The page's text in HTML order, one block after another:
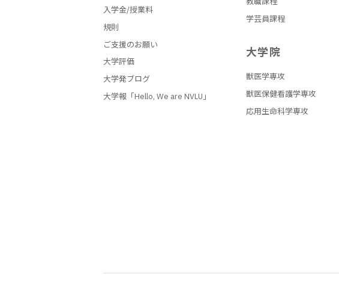
入学金/授業料
規則
ご支援のお願い
大学評価
大学発ブログ
大学報「Hello, We are NVLU」
学芸員課程
大学院
獣医学専攻
獣医保健看護学専攻
応用生命科学専攻